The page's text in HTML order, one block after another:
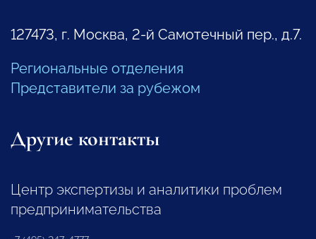
127473, г. Москва, 2-й Самотечный пер., д.7.
Региональные отделения
Представители за рубежом
Другие контакты
Центр экспертизы и аналитики проблем
предпринимательства